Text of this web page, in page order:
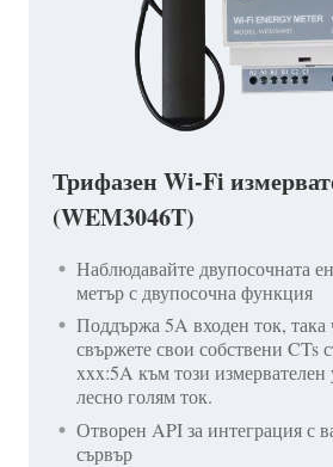
Трифазен Wi-Fi
(WEM3046T)
Наблюдавайте двупосочната
метър с двупосочна функция
Поддържа 5A входен ток, така
свържете свои собствени CTs
xxx:5A към този измервателен
лесно голям ток.
Отворен API за интеграция с
сървър